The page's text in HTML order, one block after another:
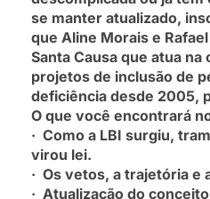
se manter atualizado,
que Aline Morais e
Santa Causa que atua na
projetos de inclusão de
deficiência desde 2005,
O que você encontrará
· Como a LBI surgiu,
virou lei.
· Os vetos, a trajetória e
· Atualização do